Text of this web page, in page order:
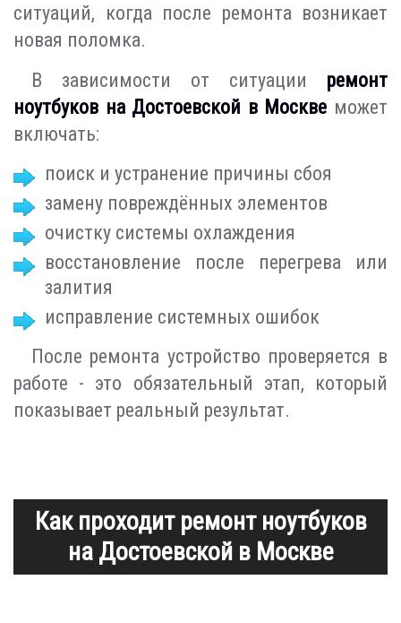
ситуаций, когда после ремонта возникает
новая поломка.
В зависимости от ситуации ремонт
ноутбуков на Достоевской в Москве может
включать:
поиск и устранение причины сбоя
замену повреждённых элементов
очистку системы охлаждения
восстановление после перегрева или
залития
исправление системных ошибок
После ремонта устройство проверяется в
работе - это обязательный этап, который
показывает реальный результат.
Как проходит ремонт ноутбуков
на Достоевской в Москве